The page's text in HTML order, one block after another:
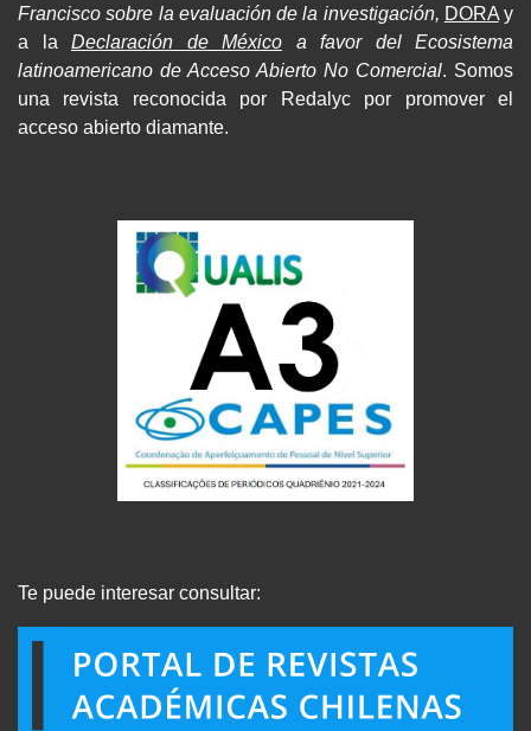
Francisco sobre la evaluación de la investigación, DORAy
a la Declaración de México a favor del Ecosistema
latinoamericano de Acceso Abierto No Comercial. Somos
una revista reconocida por Redalyc por promover el
acceso abierto diamante.
Te puede interesar consultar: